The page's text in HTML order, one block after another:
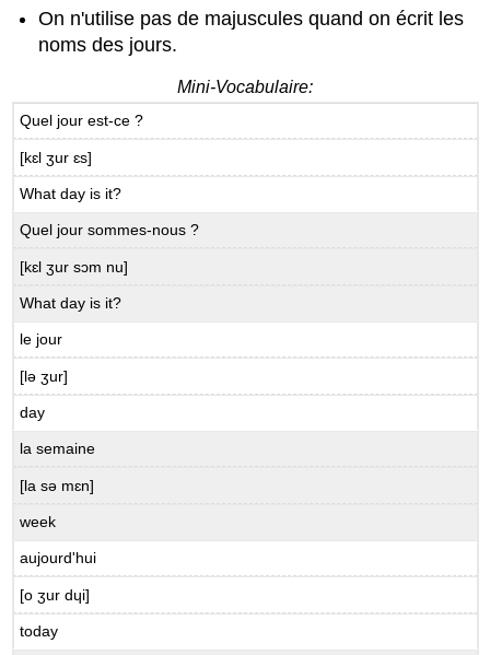
On n'utilise pas de majuscules quand on écrit les
noms des jours.
Mini-Vocabulaire:
Quel jour est-ce ?
[kɛl ʒur ɛs]
What day is it?
Quel jour sommes-nous ?
[kɛl ʒur sɔm nu]
What day is it?
le jour
[lə ʒur]
day
la semaine
[la sə mɛn]
week
aujourd'hui
[o ʒur dɥi]
today